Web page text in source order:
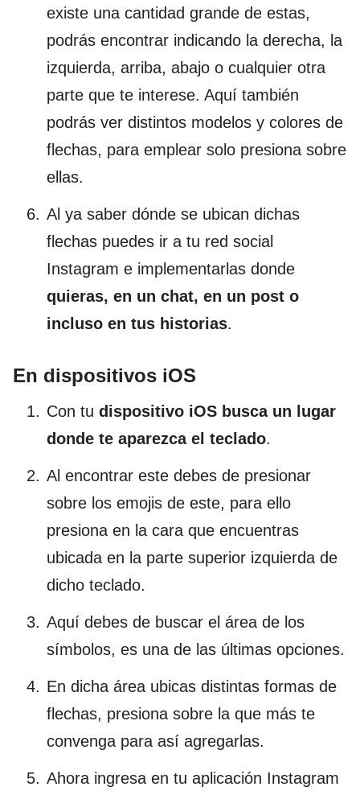
existe una cantidad grande de estas,
podrás encontrar indicando la derecha, la
izquierda, arriba, abajo o cualquier otra
parte que te interese. Aquí también
podrás ver distintos modelos y colores de
flechas, para emplear solo presiona sobre
ellas.
Al ya saber dónde se ubican dichas
flechas puedes ir a tu red social
Instagram e implementarlas donde
quieras, en un chat, en un post o
incluso en tus historias.
En dispositivos iOS
Con tu dispositivo iOS busca un lugar
donde te aparezca el teclado.
Al encontrar este debes de presionar
sobre los emojis de este, para ello
presiona en la cara que encuentras
ubicada en la parte superior izquierda de
dicho teclado.
Aquí debes de buscar el área de los
símbolos, es una de las últimas opciones.
En dicha área ubicas distintas formas de
flechas, presiona sobre la que más te
convenga para así agregarlas.
Ahora ingresa en tu aplicación Instagram